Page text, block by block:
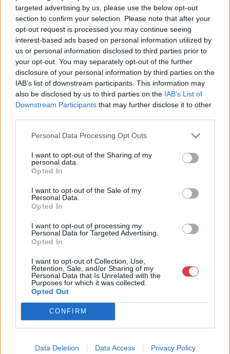
targeted advertising by us, please use the below opt-out
section to confirm your selection. Please note that after your
opt-out request is processed you may continue seeing
interest-based ads based on personal information utilized by
us or personal information disclosed to third parties prior to
your opt-out. You may separately opt-out of the further
disclosure of your personal information by third parties on the
IAB’s list of downstream participants. This information may
also be disclosed by us to third parties on the IAB’s List of
Downstream Participants that may further disclose it to other
Personal Data Processing Opt Outs
I want to opt-out of the Sharing of my
personal data.
Opted In
I want to opt-out of the Sale of my
Personal Data.
Opted In
I want to opt-out of processing my
Personal Data for Targeted Advertising.
Opted In
I want to opt-out of Collection, Use,
Retention, Sale, and/or Sharing of my
Personal Data that Is Unrelated with the
Purposes for which it was collected.
Opted Out
CONFIRM
Data Deletion Data Access Privacy Policy
120 000
Aukció:
festmények
Aukció időpontja: 2015-12-16
17:00
MEGTEKINTEM
Ft
Aukció:
festmények
Aukció időpontja: 2015-12-16
17:00
MEGTEKINTEM
FESTMÉNY, GRAFIKA
485. tétel:
európai festő, 1900
körül: Virágcsendélet
alvó faun gyerekkel
Kikiáltási ár:600 000
Aukció:
19. és 20. századi
Aukció időpontja: 2015-12-16
FESTMÉNY, GRAFIKA
Alois (1883-1962):
Asztali csendélet
rózsákkal
19. és 20. századi
Aukció időpontja: 2015-12-16